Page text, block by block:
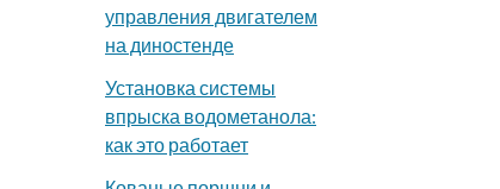
управления двигателем
на диностенде
Установка системы
впрыска водометанола:
как это работает